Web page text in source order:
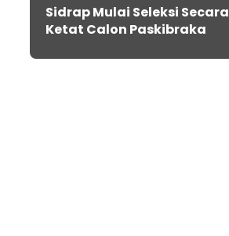
Sidrap Mulai Seleksi Secara
Ketat Calon Paskibraka